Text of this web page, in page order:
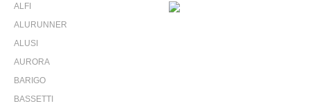
ALFI
ALURUNNER
ALUSI
AURORA
BARIGO
BASSETTI